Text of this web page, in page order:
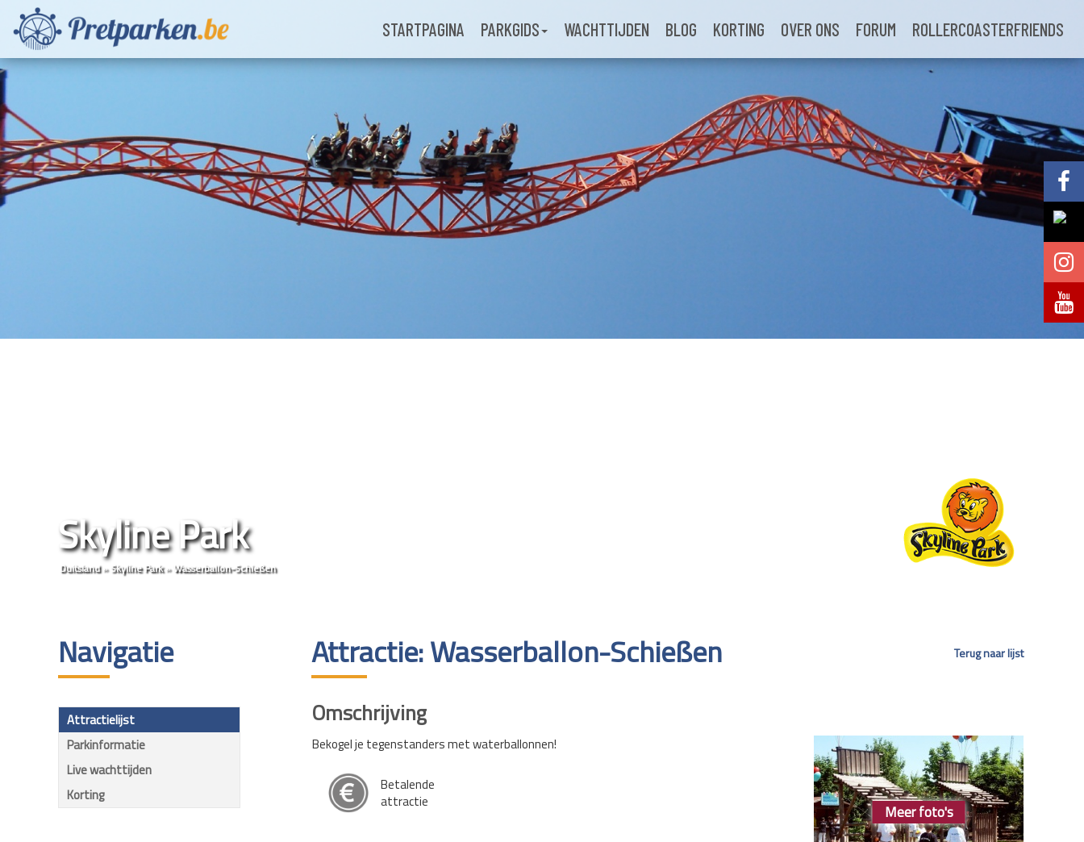
STARTPAGINA PARKGIDS WACHTTIJDEN BLOG KORTING OVER ONS FORUM ROLLERCOASTERFRIENDS
Volg @Pretparkenbe
Volg @Pretparkenbe
Volg @Pretparken.be
Volg @Pretparkenbe
Skyline Park
Duitsland»Skyline Park»Wasserballon-Schießen
Navigatie
Attractielijst
Parkinformatie
Live wachttijden
Korting
Attractie: Wasserballon-Schießen Terug naar lijst
Omschrijving
Meer foto's
Bekogel je tegenstanders met waterballonnen!
Betalende
attractie